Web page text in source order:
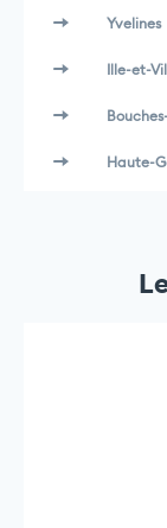
Yvelines
Ille-et-
Haute-